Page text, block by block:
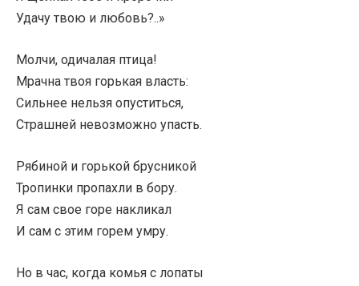
Удачу твою и любовь?..»
Молчи, одичалая птица!
Мрачна твоя горькая власть:
Сильнее нельзя опуститься,
Страшней невозможно упасть.
Рябиной и горькой брусникой
Тропинки пропахли в бору.
Я сам свое горе накликал
И сам с этим горем умру.
Но в час, когда комья с лопаты